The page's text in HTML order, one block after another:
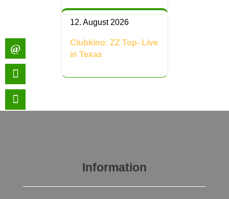
12. August 2026
Clubkino: ZZ Top- Live
in Texas
Information